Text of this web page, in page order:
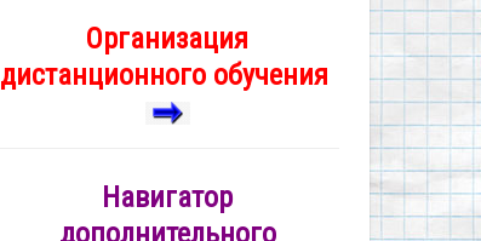
Организация
дистанционного обучения
Навигатор
дополнительного